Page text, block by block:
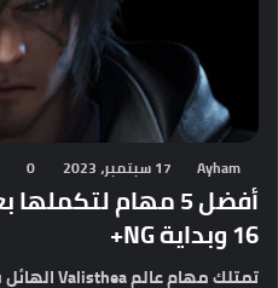
Ayham 17 سبتمبر، 2023 0
16 وبداية NG+